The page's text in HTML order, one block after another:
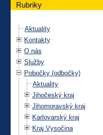
Rubriky
Aktuality
Kontakty
O nás
Služby
Pobočky (odbočky)
Aktuality
Jihočeský kraj
Jihomoravský kraj
Karlovarský kraj
Kraj Vysočina